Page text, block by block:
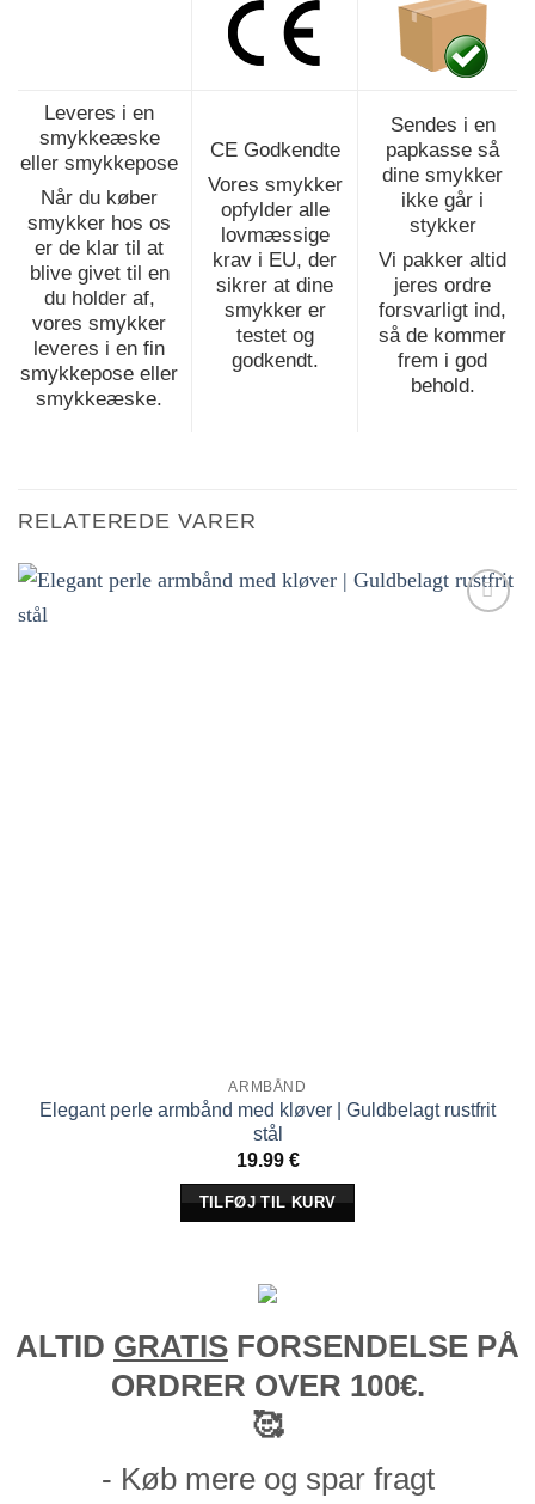
Leveres i en
smykkeæske
eller smykkepose
Når du køber
smykker hos os
er de klar til at
blive givet til en
du holder af,
vores smykker
leveres i en fin
smykkepose eller
smykkeæske.
CE Godkendte
Vores smykker
opfylder alle
lovmæssige
krav i EU, der
sikrer at dine
smykker er
testet og
godkendt.
Sendes i en
papkasse så
dine smykker
ikke går i
stykker
Vi pakker altid
jeres ordre
forsvarligt ind,
så de kommer
frem i god
behold.
RELATEREDE VARER
ARMBÅND
Elegant perle armbånd med kløver | Guldbelagt rustfrit
stål
19.99 €
TILFØJ TIL KURV
ALTID GRATIS FORSENDELSE PÅ
ORDRER OVER 100€.
🥰
- Køb mere og spar fragt